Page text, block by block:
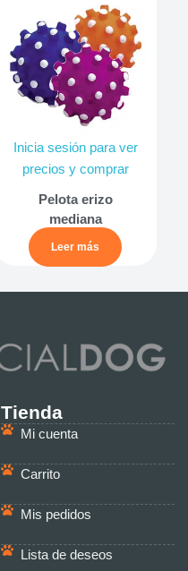
Inicia sesión para ver
precios y comprar
Pelota erizo
mediana
Leer más
Tienda
Mi cuenta
Carrito
Mis pedidos
Lista de deseos